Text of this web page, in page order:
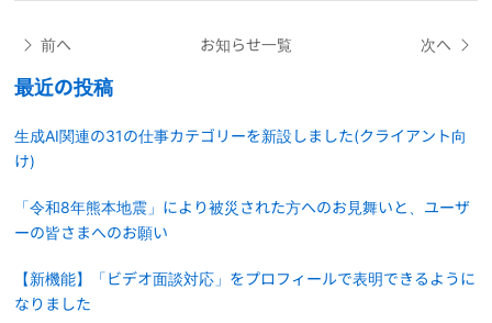
前へ お知らせ一覧 次へ
最近の投稿
生成AI関連の31の仕事カテゴリーを新設しました(クライアント向
け)
「令和8年熊本地震」により被災された方へのお見舞いと、ユーザ
ーの皆さまへのお願い
【新機能】「ビデオ面談対応」をプロフィールで表明できるように
なりました